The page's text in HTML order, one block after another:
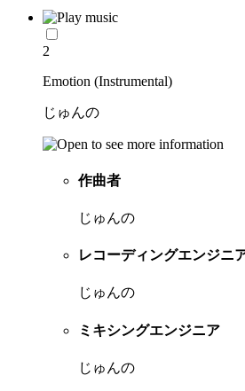
2
Emotion (Instrumental)
じゅんの
作曲者
じゅんの
レコーディングエンジニ
じゅんの
ミキシングエンジニア
じゅんの